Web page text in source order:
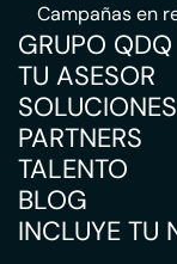
Campañas en
GRUPO QDQ
TU ASESOR
PARTNERS
TALENTO
BLOG
INCLUYE TU